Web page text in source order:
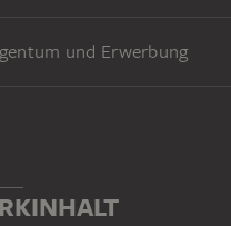
und Erwerbung